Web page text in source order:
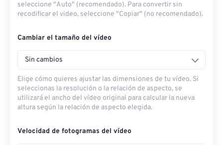
seleccione "Auto" (recomendado). Para convertir sin
recodificar el video, seleccione "Copiar" (no recomendado).
Cambiar el tamaño del vídeo
Sin cambios
Elige cómo quieres ajustar las dimensiones de tu vídeo. Si
seleccionas la resolución o la relación de aspecto, se
utilizará el ancho del vídeo original para calcular la nueva
altura según la relación de aspecto elegida.
Velocidad de fotogramas del vídeo